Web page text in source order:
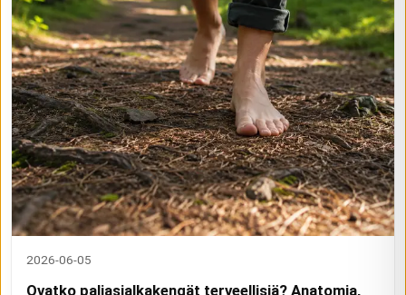
2026-06-05
Ovatko paljasjalkakengät terveellisiä? Anatomia,